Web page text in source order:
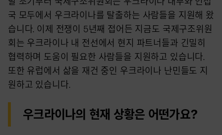
국 모두에서 우크라이나를 탈출하는 사람들을 지원해 왔
습니다. 이제 전쟁이 5년째 접어든 지금도 국제구조위원
회는 우크라이나 내 전선에서 현지 파트너들과 긴밀히
협력하며 도움이 필요한 사람들을 지원하고 있습니다.
또한 유럽에서 삶을 재건 중인 우크라이나 난민들도 지
원하고 있습니다.
우크라이나의 현재 상황은 어떤가요?